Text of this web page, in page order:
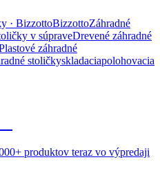
· BizzottoBizzottoZáhradné
v súpraveDrevené záhradné
záhradné
stoličkyskladaciapolohovacia
produktov teraz vo výpredaji